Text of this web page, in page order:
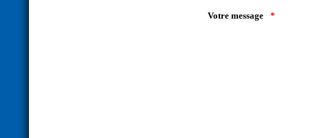
Votre message